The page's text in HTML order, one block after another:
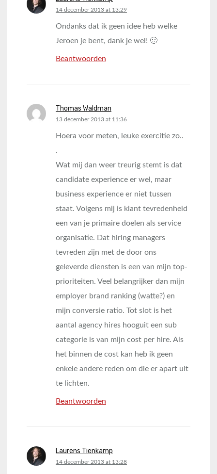
says:
14 december 2013 at 13:29
Ondanks dat ik geen idee heb welke
Jeroen je bent, dank je wel! 🙂
Beantwoorden
Thomas Waldman
says:
13 december 2013 at 11:36
Hoera voor meten, leuke exercitie zo..
.
Wat mij dan weer treurig stemt is dat
candidate experience er wel, maar
business experience er niet tussen
staat. Volgens mij is klant tevredenheid
een van je primaire doelen als service
organisatie. Dat hiring managers
tevreden zijn met de door ons
geleverde diensten is een van mijn top-
prioriteiten. Veel belangrijker dan mijn
employer brand ranking (watte?) en
mijn conversie ratio. Tot slot is het
aantal agency hires hooguit een sub
categorie is van mijn cost per hire. Als
het binnen de cost kan heb ik geen
enkele andere reden om die er apart uit
te lichten.
Beantwoorden
Laurens Tienkamp
says:
14 december 2013 at 13:28